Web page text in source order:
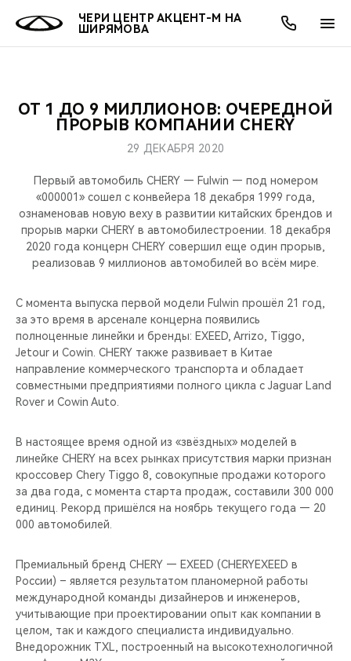
ЧЕРИ ЦЕНТР АКЦЕНТ-М НА
ШИРЯМОВА
МОДЕЛИ
КРОССОВЕРЫ
СЕДАНЫ
НОВИНКИ
ПОКУПАТЕЛЯМ
КРЕДИТ И СТРАХОВАНИЕ
ВЛАДЕЛЬЦАМ
ЗАПЧАСТИ И АКСЕССУАРЫ
ПОДДЕРЖКА
МИР CHERY
О БРЕНДЕ
CHERY В СОЦСЕТЯХ
CHERY REMOTE
ВИДЕООБЗОРЫ
CHERY ДЛЯ ДЕТЕЙ
АКЦИИ
ОНЛАЙН СЕРВИСЫ
КРЕДИТ
О КОМПАНИИ
МЫ В СОЦСЕТЯХ
ОТ 1 ДО 9 МИЛЛИОНОВ: ОЧЕРЕДНОЙ
ПРОРЫВ КОМПАНИИ CHERY
29 ДЕКАБРЯ 2020
Первый автомобиль CHERY — Fulwin — под номером
«000001» сошел с конвейера 18 декабря 1999 года,
ознаменовав новую веху в развитии китайских брендов и
прорыв марки CHERY в автомобилестроении. 18 декабря
2020 года концерн CHERY совершил еще один прорыв,
реализовав 9 миллионов автомобилей во всём мире.
С момента выпуска первой модели Fulwin прошёл 21 год,
за это время в арсенале концерна появились
полноценные линейки и бренды: EXEED, Arrizo, Tiggo,
Jetour и Cowin. CHERY также развивает в Китае
направление коммерческого транспорта и обладает
совместными предприятиями полного цикла с Jaguar Land
Rover и Cowin Auto.
В настоящее время одной из «звёздных» моделей в
линейке CHERY на всех рынках присутствия марки признан
кроссовер Chery Tiggo 8, совокупные продажи которого
за два года, с момента старта продаж, составили 300 000
единиц. Рекорд пришёлся на ноябрь текущего года — 20
000 автомобилей.
Премиальный бренд CHERY — EXEED (CHERYEXEED в
России) – является результатом планомерной работы
международной команды дизайнеров и инженеров,
учитывающие при проектировании опыт как компании в
целом, так и каждого специалиста индивидуально.
Внедорожник TXL, построенный на высокотехнологичной